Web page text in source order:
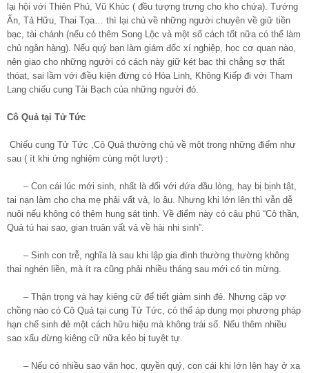
lại hội với Thiên Phủ, Vũ Khúc ( đều tượng trưng cho kho chứa). Tướng
Ấn, Tả Hữu, Thai Tọa… thì lại chủ về những người chuyên về giữ tiền
bạc, tài chánh (nếu có thêm Song Lộc và một số cách tốt nữa có thể làm
chủ ngân hàng). Nếu quý bạn làm giám đốc xí nghiệp, học cơ quan nào,
nên giao cho những người có cách này giữ két bạc thì chẳng sợ thất
thóat, sai lầm với điều kiện đừng có Hỏa Linh, Không Kiếp đi với Tham
Lang chiếu cung Tài Bạch của những người đó.
Cô Quả tại Tử Tức
Chiếu cung Tử Tức ,Cô Quả thường chủ về một trong những điểm như
sau ( ít khi ứng nghiệm cùng một lượt) :
– Con cái lúc mới sinh, nhất là đối với đứa đầu lòng, hay bị bịnh tật,
tai nạn làm cho cha mẹ phải vất vả, lo âu. Nhưng khi lớn lên thì vẫn dễ
nuôi nếu không có thêm hung sát tinh. Về điểm này có câu phú “Cô thần,
Quả tú hai sao, gian truân vất vả về hài nhi sinh”.
– Sinh con trễ, nghĩa là sau khi lập gia đình thường thường không
thai nghén liền, mà ít ra cũng phải nhiều tháng sau mới có tin mừng.
– Thận trọng và hay kiêng cữ để tiết giảm sinh đẻ. Nhưng cặp vợ
chồng nào có Cô Quả tại cung Tử Tức, có thể áp dụng mọi phương pháp
hạn chế sinh đẻ một cách hữu hiệu mà không trái số. Nếu thêm nhiều
sao xấu đừng kiêng cữ nữa kẻo bị tuyệt tự.
– Nếu có nhiều sao văn học, quyền quý, con cái khi lớn lên hay ở xa